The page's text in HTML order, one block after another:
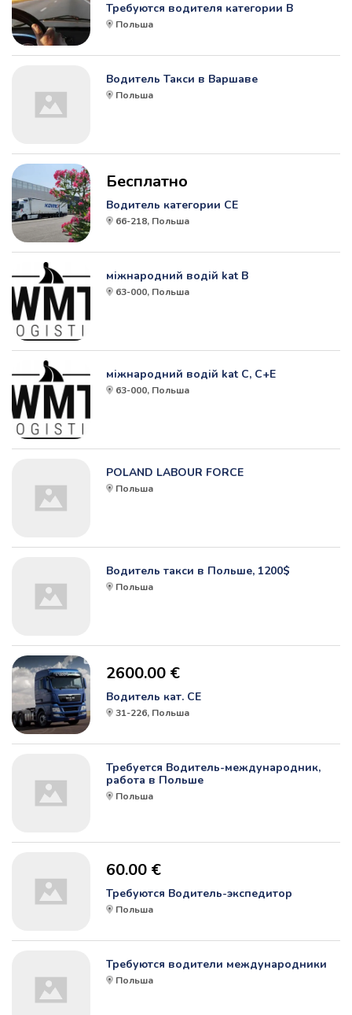
Требуются водителя категории В
Польша
Водитель Такси в Варшаве
Польша
Бесплатно
Водитель категории СЕ
66-218, Польша
міжнародний водій kat B
63-000, Польша
міжнародний водій kat C, C+E
63-000, Польша
POLAND LABOUR FORCE
Польша
Водитель такси в Польше, 1200$
Польша
2600.00 €
Водитель кат. СЕ
31-226, Польша
Требуется Водитель-международник,
работа в Польше
Польша
60.00 €
Требуются Водитель-экспедитор
Польша
Требуются водители международники
Польша